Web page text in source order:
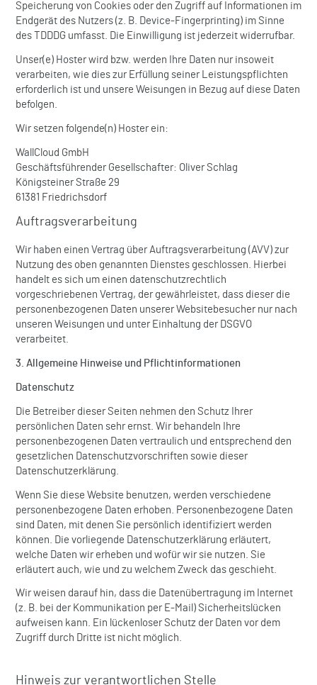
Speicherung von Cookies oder den Zugriff auf Informationen im
Endgerät des Nutzers (z. B. Device-Fingerprinting) im Sinne
des TDDDG umfasst. Die Einwilligung ist jederzeit widerrufbar.
Unser(e) Hoster wird bzw. werden Ihre Daten nur insoweit
verarbeiten, wie dies zur Erfüllung seiner Leistungspflichten
erforderlich ist und unsere Weisungen in Bezug auf diese Daten
befolgen.
Wir setzen folgende(n) Hoster ein:
WallCloud GmbH
Geschäftsführender Gesellschafter: Oliver Schlag
Königsteiner Straße 29
61381 Friedrichsdorf
Auftragsverarbeitung
Wir haben einen Vertrag über Auftragsverarbeitung (AVV) zur
Nutzung des oben genannten Dienstes geschlossen. Hierbei
handelt es sich um einen datenschutzrechtlich
vorgeschriebenen Vertrag, der gewährleistet, dass dieser die
personenbezogenen Daten unserer Websitebesucher nur nach
unseren Weisungen und unter Einhaltung der DSGVO
verarbeitet.
3. Allgemeine Hinweise und Pflicht­informationen
Datenschutz
Die Betreiber dieser Seiten nehmen den Schutz Ihrer
persönlichen Daten sehr ernst. Wir behandeln Ihre
personenbezogenen Daten vertraulich und entsprechend den
gesetzlichen Datenschutzvorschriften sowie dieser
Datenschutzerklärung.
Wenn Sie diese Website benutzen, werden verschiedene
personenbezogene Daten erhoben. Personenbezogene Daten
sind Daten, mit denen Sie persönlich identifiziert werden
können. Die vorliegende Datenschutzerklärung erläutert,
welche Daten wir erheben und wofür wir sie nutzen. Sie
erläutert auch, wie und zu welchem Zweck das geschieht.
Wir weisen darauf hin, dass die Datenübertragung im Internet
(z. B. bei der Kommunikation per E-Mail) Sicherheitslücken
aufweisen kann. Ein lückenloser Schutz der Daten vor dem
Zugriff durch Dritte ist nicht möglich.
Hinweis zur verantwortlichen Stelle